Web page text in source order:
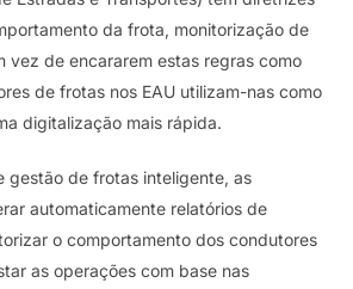
da frota, monitorização de
vez de encararem estas regras como
de frotas nos EAU utilizam-nas como
digitalização mais rápida.
gestão de frotas inteligente, as
automaticamente relatórios de
o comportamento dos condutores
as operações com base nas